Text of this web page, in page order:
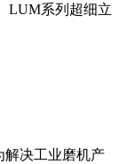
LUM系列超细立
解决工业磨机产